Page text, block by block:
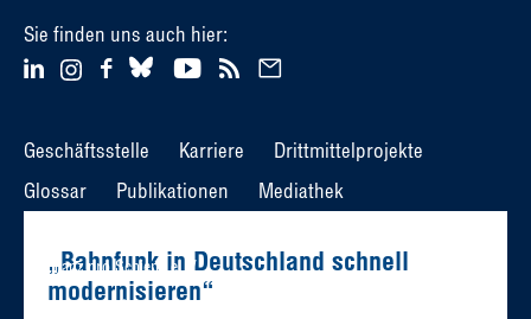
„Bahnfunk in Deutschland schnell
modernisieren“
Sie finden uns auch hier:
Geschäftsstelle Karriere
Drittmittelprojekte
Glossar
Publikationen Mediathek
© Allianz pro Schiene e. V.
Newsletter
Impressum